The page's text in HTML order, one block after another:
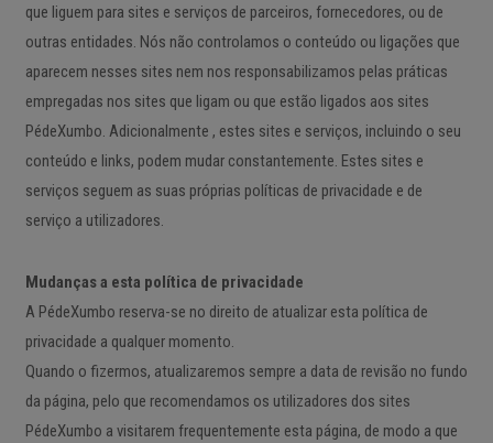
que liguem para sites e serviços de parceiros, fornecedores, ou de
outras entidades. Nós não controlamos o conteúdo ou ligações que
aparecem nesses sites nem nos responsabilizamos pelas práticas
empregadas nos sites que ligam ou que estão ligados aos sites
PédeXumbo. Adicionalmente , estes sites e serviços, incluindo o seu
conteúdo e links, podem mudar constantemente. Estes sites e
serviços seguem as suas próprias políticas de privacidade e de
serviço a utilizadores.
Mudanças a esta política de privacidade
A PédeXumbo reserva-se no direito de atualizar esta política de
privacidade a qualquer momento.
Quando o fizermos, atualizaremos sempre a data de revisão no fundo
da página, pelo que recomendamos os utilizadores dos sites
PédeXumbo a visitarem frequentemente esta página, de modo a que